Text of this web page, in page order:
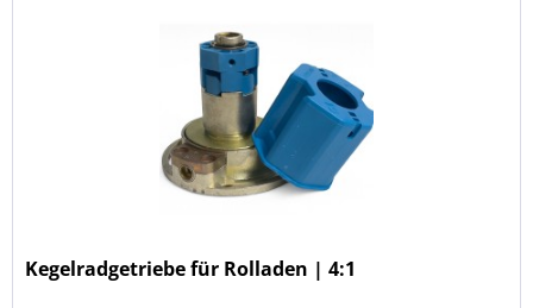
Kegelradgetriebe für Rolladen | 4:1